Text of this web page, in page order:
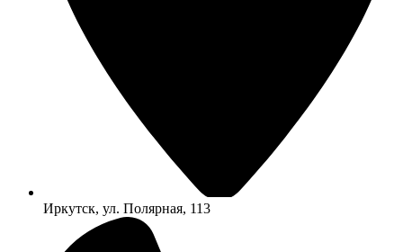
Иркутск, ул. Полярная, 113